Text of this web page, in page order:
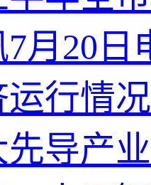
月20
运行情
导产